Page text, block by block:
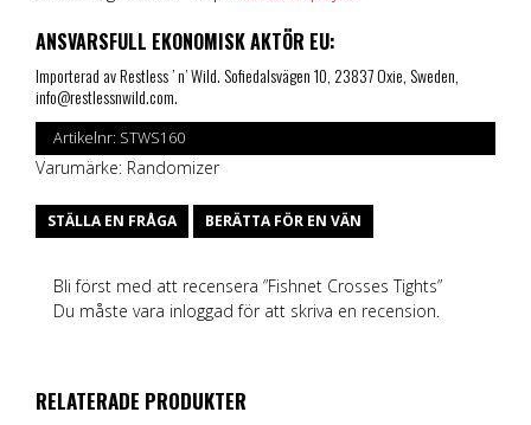
ANSVARSFULL EKONOMISK AKTÖR EU:
Importerad av Restless ’ n’ Wild. Sofiedalsvägen 10, 23837 Oxie, Sweden,
info@restlessnwild.com.
Artikelnr: STWS160
Varumärke: Randomizer
STÄLLA EN FRÅGA BERÄTTA FÖR EN VÄN
Bli först med att recensera ”Fishnet Crosses Tights”
Du måste vara inloggad för att skriva en recension.
RELATERADE PRODUKTER